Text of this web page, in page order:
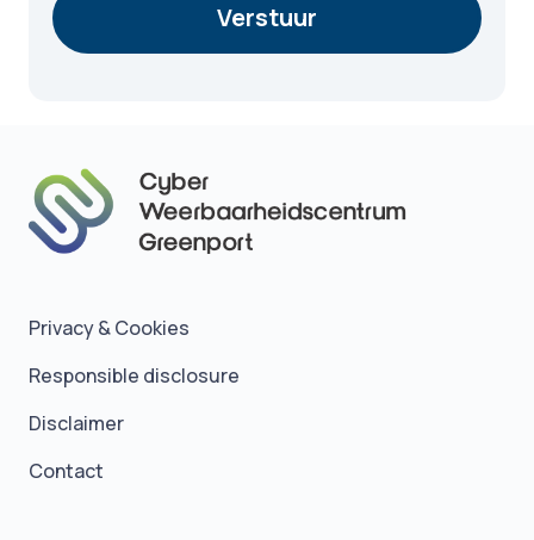
Verstuur
Privacy & Cookies
Responsible disclosure
Disclaimer
Contact